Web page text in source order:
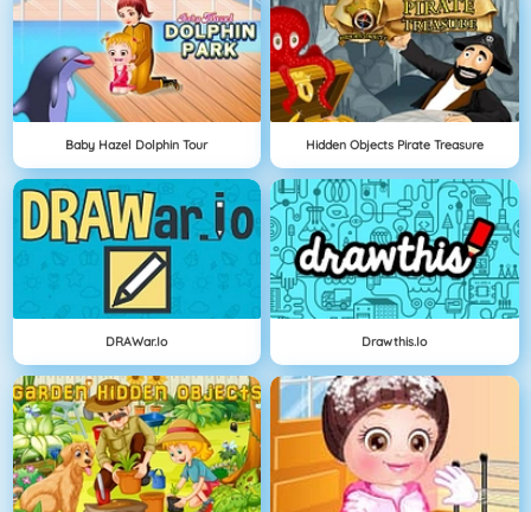
Baby Hazel Dolphin Tour Hidden Objects Pirate Treasure
DRAWar.io Drawthis.io